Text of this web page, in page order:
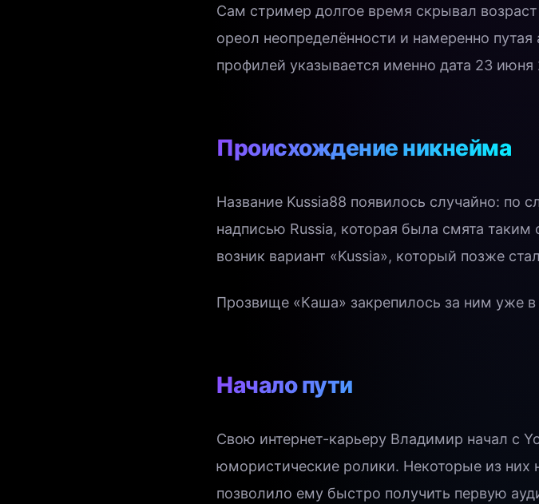
Сам стример долгое время скрывал
ореол неопределённости и намеренно
профилей указывается именно дата 23
Происхождение никнейма
Название Kussia88 появилось случайно: по
надписью Russia, которая была смята таким
возник вариант «Kussia», который позже
Прозвище «Каша» закрепилось за ним уже
Начало пути
Свою интернет-карьеру Владимир начал с
юмористические ролики. Некоторые из
позволило ему быстро получить первую